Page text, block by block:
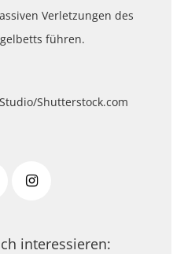
Verletzungen des
führen.
Shutterstock.com
interessieren: